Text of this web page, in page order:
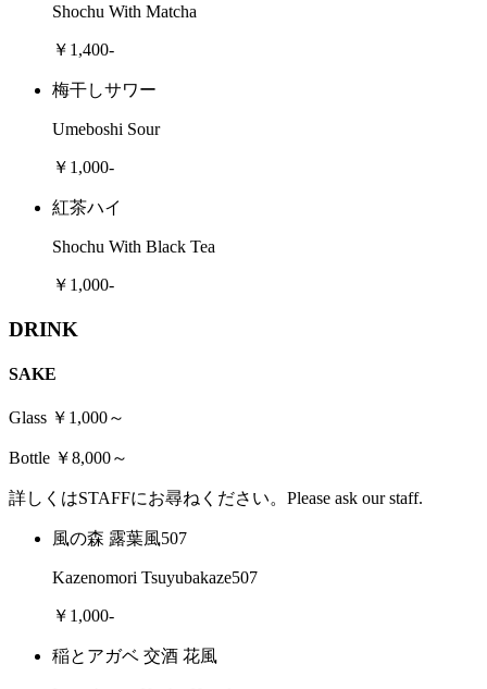
Shochu With Matcha
￥1,400-
梅干しサワー
Umeboshi Sour
￥1,000-
紅茶ハイ
Shochu With Black Tea
￥1,000-
DRINK
SAKE
Glass ￥1,000～
Bottle ￥8,000～
詳しくはSTAFFにお尋ねください。Please ask our staff.
風の森 露葉風507
Kazenomori Tsuyubakaze507
￥1,000-
稲とアガベ 交酒 花風